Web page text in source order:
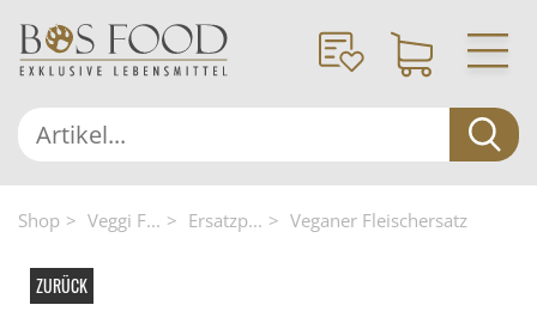
Shop Veggi F... Ersatzp... Veganer Fleischersatz
ZURÜCK